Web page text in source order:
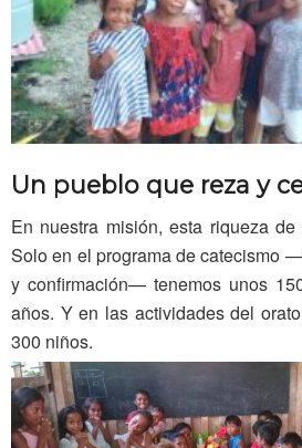
Un pueblo que reza y
En nuestra misión, esta riqueza
Solo en el programa de catecismo
y confirmación— tenemos unos
años. Y en las actividades del
300 niños.